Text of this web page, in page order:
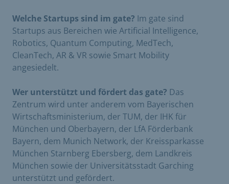
Welche Startups sind im gate? Im gate sind
Startups aus Bereichen wie Artificial Intelligence,
Robotics, Quantum Computing, MedTech,
CleanTech, AR & VR sowie Smart Mobility
angesiedelt.
Wer unterstützt und fördert das gate? Das
Zentrum wird unter anderem vom Bayerischen
Wirtschaftsministerium, der TUM, der IHK für
München und Oberbayern, der LfA Förderbank
Bayern, dem Munich Network, der Kreissparkasse
München Starnberg Ebersberg, dem Landkreis
München sowie der Universitätsstadt Garching
unterstützt und gefördert.